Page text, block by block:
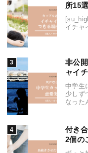
所15
イチャ
非公
ャイ
中学生
少しず
なった
付き
2個の